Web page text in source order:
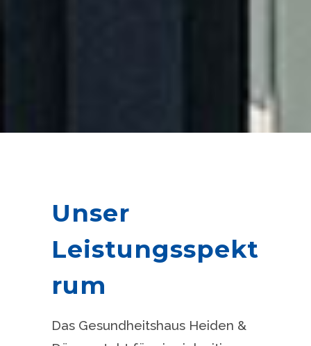
Unser
Leistungsspekt
rum
Das Gesundheitshaus Heiden &